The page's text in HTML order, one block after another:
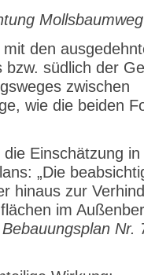
Mollsbaumweg
den
südlich der
zwischen
wie die beiden
Einschätzung in
„Die
hinaus zur
im
Nr.